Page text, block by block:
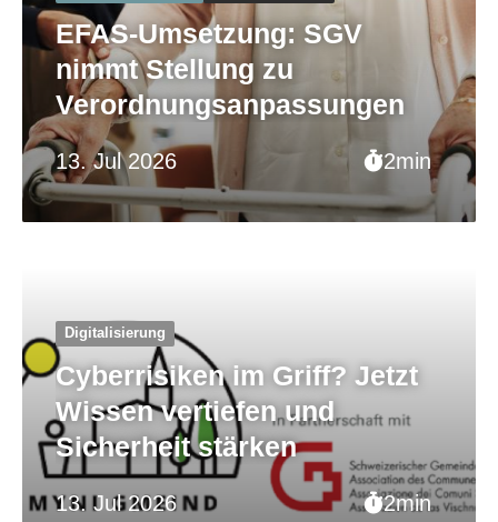
13. Jul 2026 2min
EFAS-Umsetzung: SGV
nimmt Stellung zu
Verordnungsanpassungen
13. Jul 2026 2min
Digitalisierung
Cyberrisiken im Griff? Jetzt
Wissen vertiefen und
Sicherheit stärken